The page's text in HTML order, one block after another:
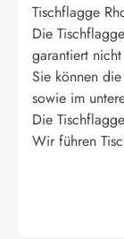
Tischflagge
Die
garantiert
Sie können
sowie im
Die
Wir führen